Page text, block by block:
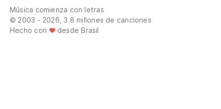
Música comienza con letras
© 2003 - 2026, 3.8 millones de canciones
Hecho con
desde Brasil